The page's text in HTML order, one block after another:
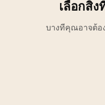
เลือกสิ่
บางทีคุณอาจต้อ